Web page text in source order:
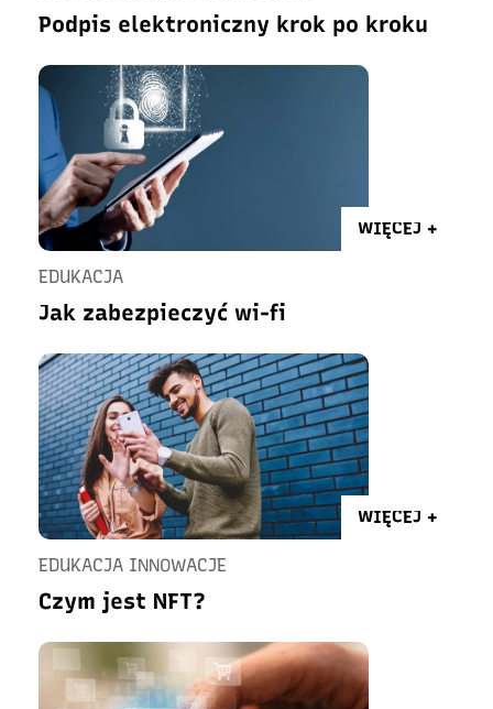
Podpis elektroniczny krok po kroku
WIĘCEJ +
EDUKACJA
Jak zabezpieczyć wi-fi
WIĘCEJ +
EDUKACJA INNOWACJE
Czym jest NFT?